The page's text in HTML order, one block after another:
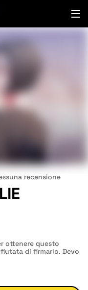
recensione
ottenere questo
di firmarlo. Devo